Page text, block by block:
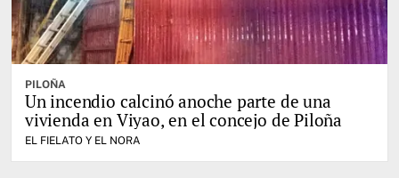
PILOÑA
Un incendio calcinó anoche parte de una
vivienda en Viyao, en el concejo de Piloña
EL FIELATO Y EL NORA